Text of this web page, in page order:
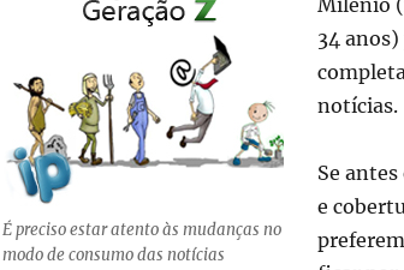
É preciso estar atento às mudanças no
modo de consumo das notícias
Milênio
34
notícias.
Se
e